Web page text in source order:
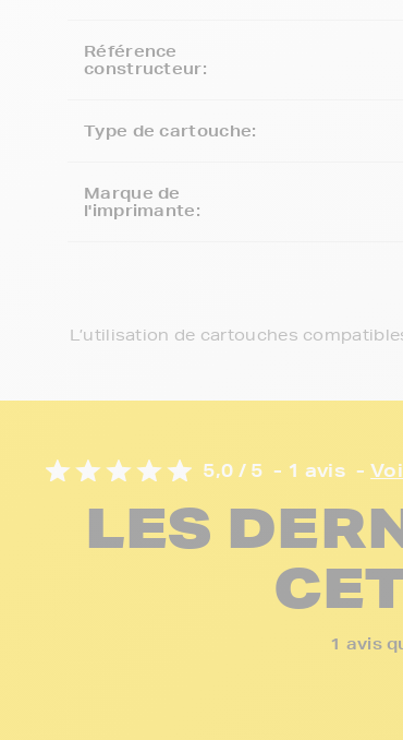
Référence
constructeur:
Type de cartouche:
Marque de
l'imprimante:
L’utilisation de cartouches
5,0 / 5 - 1 avis -
LES
1 avis